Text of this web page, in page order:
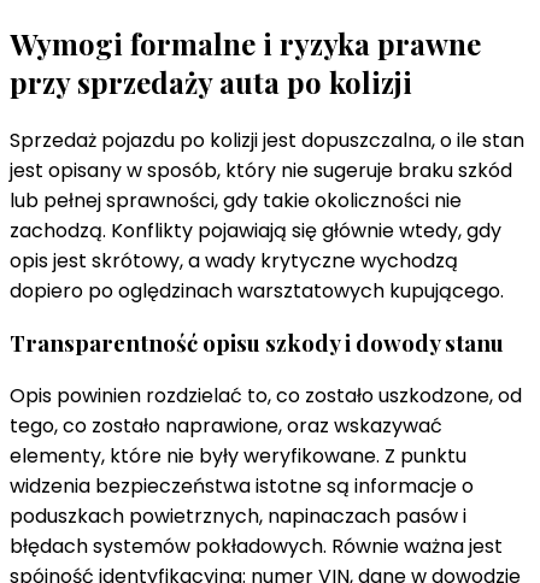
Wymogi formalne i ryzyka prawne
przy sprzedaży auta po kolizji
Sprzedaż pojazdu po kolizji jest dopuszczalna, o ile stan
jest opisany w sposób, który nie sugeruje braku szkód
lub pełnej sprawności, gdy takie okoliczności nie
zachodzą. Konflikty pojawiają się głównie wtedy, gdy
opis jest skrótowy, a wady krytyczne wychodzą
dopiero po oględzinach warsztatowych kupującego.
Transparentność opisu szkody i dowody stanu
Opis powinien rozdzielać to, co zostało uszkodzone, od
tego, co zostało naprawione, oraz wskazywać
elementy, które nie były weryfikowane. Z punktu
widzenia bezpieczeństwa istotne są informacje o
poduszkach powietrznych, napinaczach pasów i
błędach systemów pokładowych. Równie ważna jest
spójność identyfikacyjna: numer VIN, dane w dowodzie